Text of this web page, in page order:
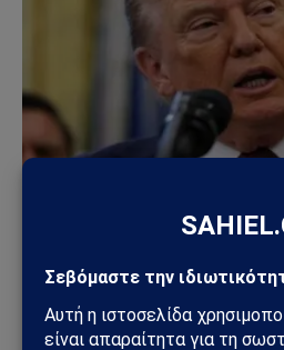
βομβαρδισμών μετά την
επίθεση – Η Μέση Ανατολή
πιο επικίνδυνη φάση
31/07/2026